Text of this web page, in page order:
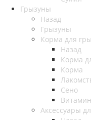
Грызуны
Назад
Грызуны
Корма для
Назад
Корма
Корма
Сено
Аксессуары